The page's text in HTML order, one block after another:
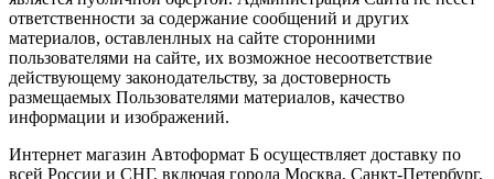
ответственности за содержание сообщений и других
материалов, оставленлных на сайте сторонними
пользователями на сайте, их возможное несоответствие
действующему законодательству, за достоверность
размещаемых Пользователями материалов, качество
информации и изображений.
Интернет магазин Автоформат Б осуществляет доставку по
всей России и СНГ, включая города Москва, Санкт-Петербург,